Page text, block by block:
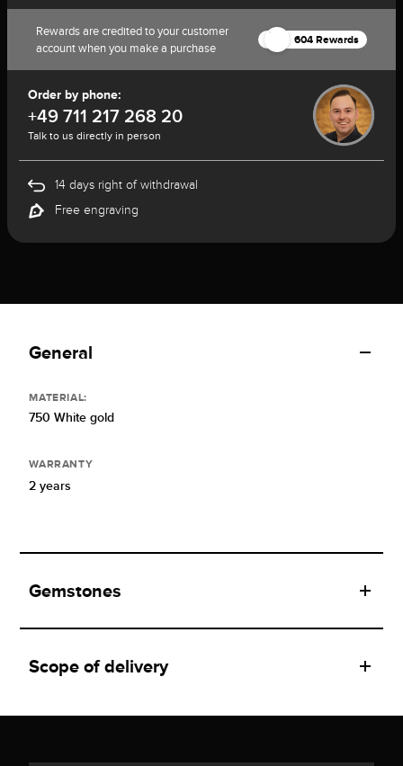
Rewards are credited to your customer
account when you make a purchase
604 Rewards
Order by phone:
+49 711 217 268 20
Talk to us directly in person
14 days right of withdrawal
Free engraving
General
MATERIAL:
750 White gold
WARRANTY
2 years
Gemstones
Scope of delivery